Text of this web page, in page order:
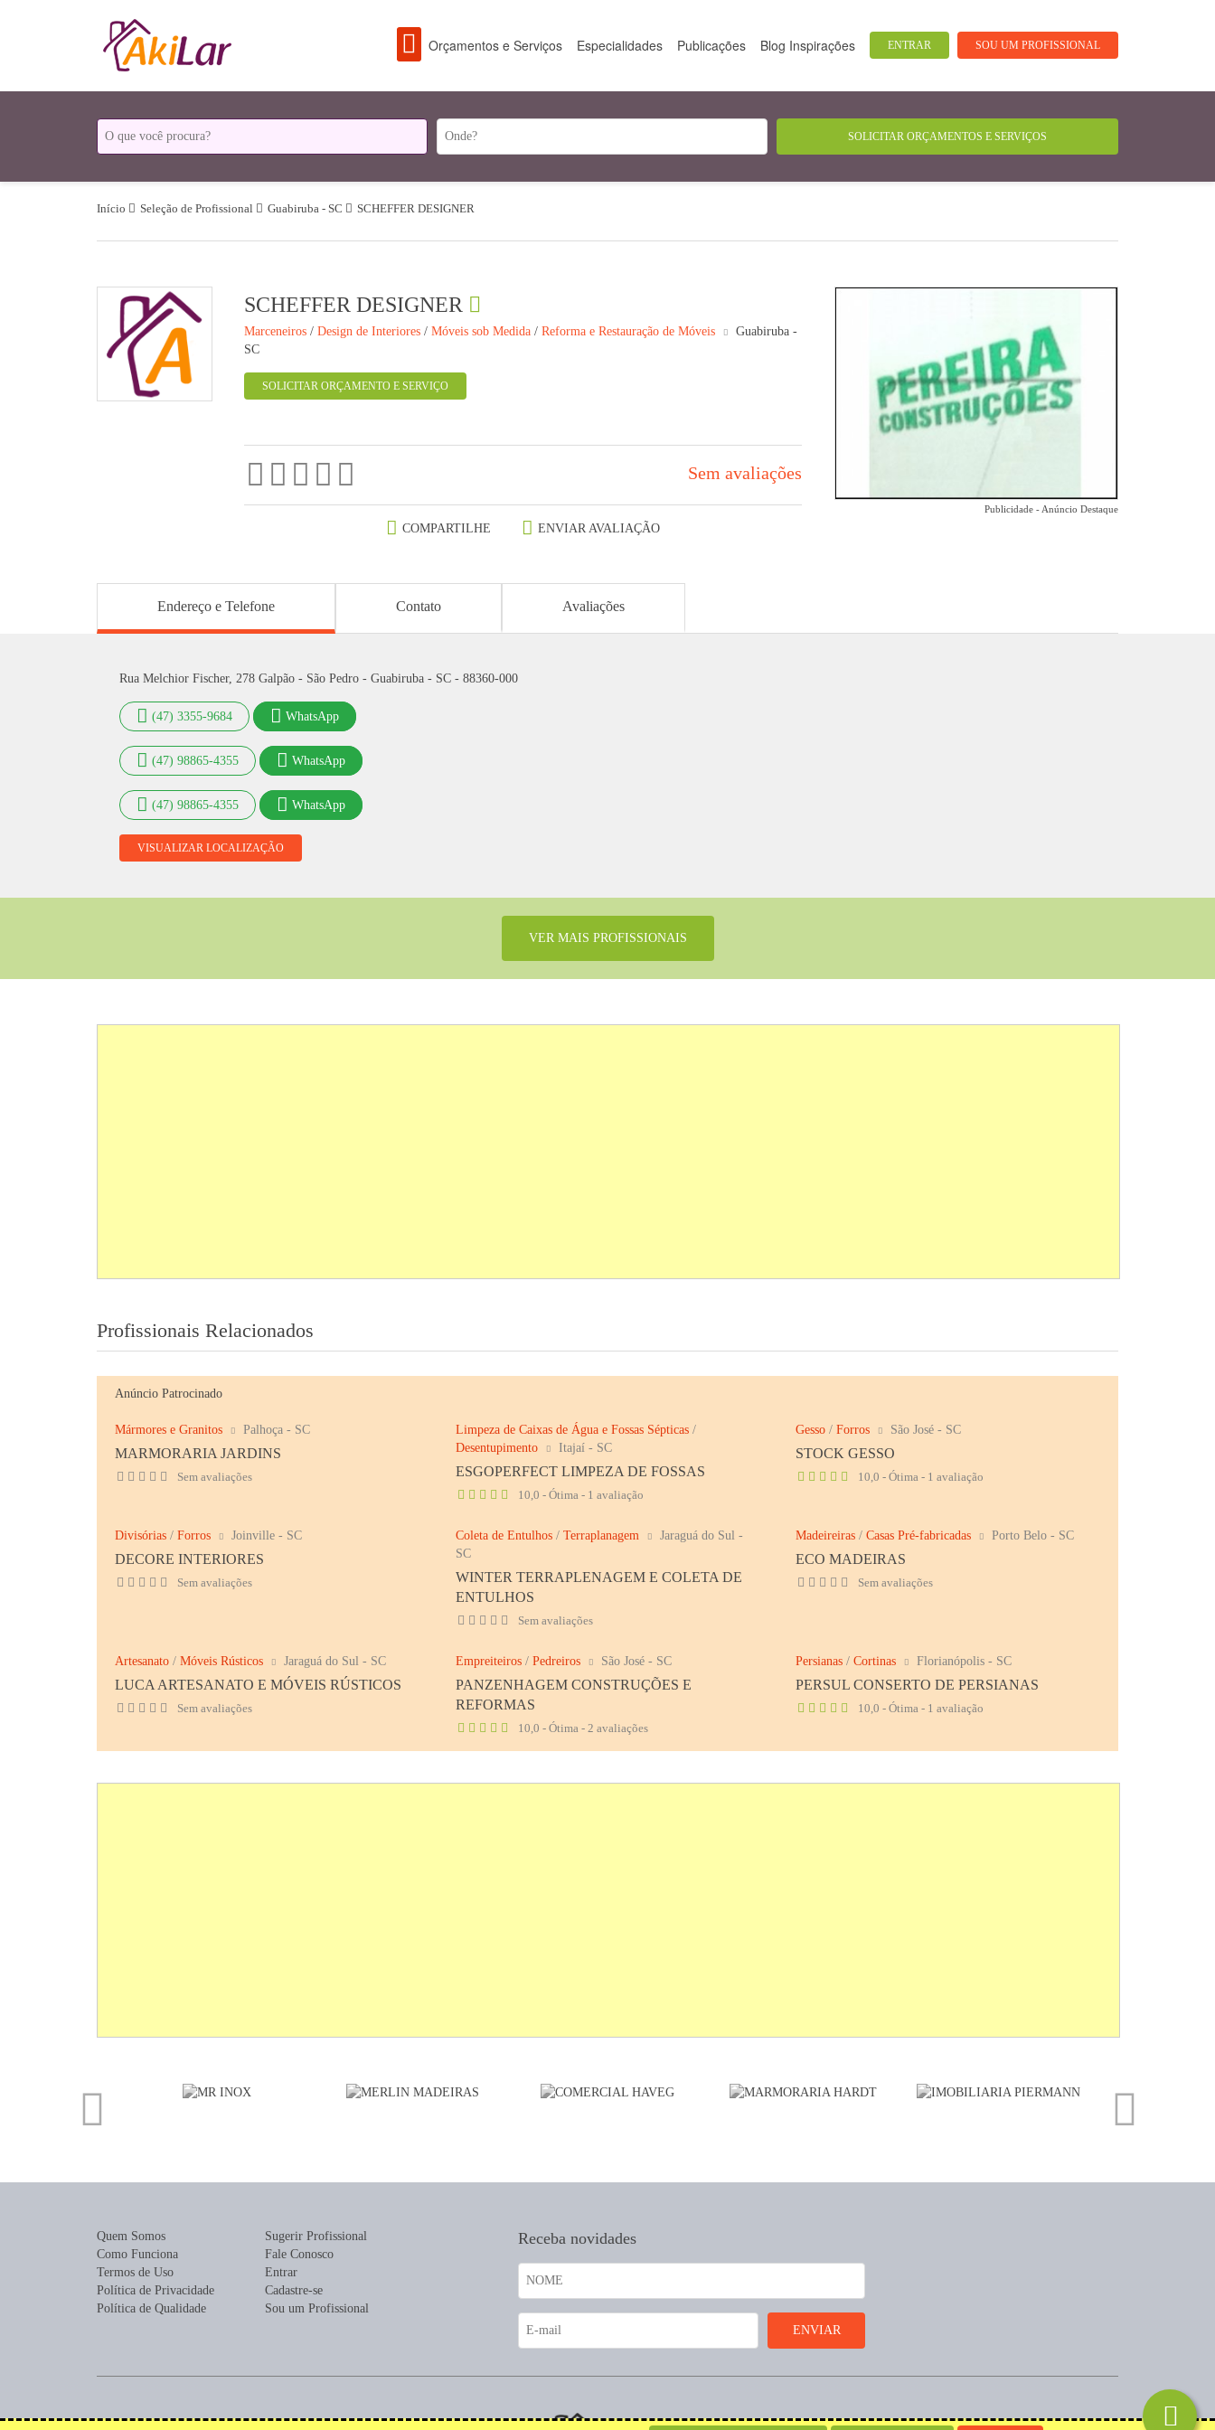
ENTRAR SOU UM PROFISSIONAL
Orçamentos e Serviços Especialidades Publicações Blog Inspirações
Início Seleção de Profissional Guabiruba - SC SCHEFFER DESIGNER
SCHEFFER DESIGNER
Marceneiros /Design de Interiores /Móveis sob Medida /Reforma e Restauração de Móveis
Guabiruba -
SC
SOLICITAR ORÇAMENTO E SERVIÇO
Sem avaliações
COMPARTILHE ENVIAR AVALIAÇÃO
Publicidade - Anúncio Destaque
Endereço e Telefone Contato Avaliações
Rua Melchior Fischer, 278 Galpão - São Pedro - Guabiruba - SC - 88360-000
(47) 3355-9684 WhatsApp
(47) 98865-4355 WhatsApp
(47) 98865-4355 WhatsApp
VISUALIZAR LOCALIZAÇÃO
VER MAIS PROFISSIONAIS
Profissionais Relacionados
Anúncio Patrocinado
Mármores e Granitos Palhoça - SC
MARMORARIA JARDINS
Sem avaliações
Limpeza de Caixas de Água e Fossas Sépticas/
Desentupimento
Itajaí - SC
ESGOPERFECT LIMPEZA DE FOSSAS
10,0 - Ótima - 1 avaliação
Gesso /Forros São José - SC
STOCK GESSO
10,0 - Ótima - 1 avaliação
Divisórias / Forros Joinville - SC
DECORE INTERIORES
Sem avaliações
Coleta de Entulhos/ Terraplanagem
Jaraguá do Sul -
SC
WINTER TERRAPLENAGEM E COLETA DE
ENTULHOS
Sem avaliações
Madeireiras /Casas Pré-fabricadas Porto Belo - SC
ECO MADEIRAS
Sem avaliações
Artesanato / Móveis Rústicos Jaraguá do Sul - SC
LUCA ARTESANATO E MÓVEIS RÚSTICOS
Sem avaliações
Empreiteiros/ Pedreiros São José - SC
PANZENHAGEM CONSTRUÇÕES E
REFORMAS
10,0 - Ótima - 2 avaliações
Persianas /Cortinas Florianópolis - SC
PERSUL CONSERTO DE PERSIANAS
10,0 - Ótima - 1 avaliação
Quem Somos
Como Funciona
Termos de Uso
Política de Privacidade
Política de Qualidade
Sugerir Profissional
Fale Conosco
Entrar
Cadastre-se
Sou um Profissional
Receba novidades
Encontre profissionais para construção, reforma, mobília ou decoração. Desenvolvido por